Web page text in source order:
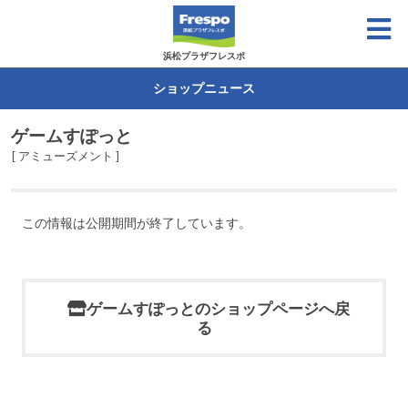
浜松プラザフレスポ
ショップニュース
ゲームすぽっと
[ アミューズメント ]
この情報は公開期間が終了しています。
ゲームすぽっとのショップページへ戻
る